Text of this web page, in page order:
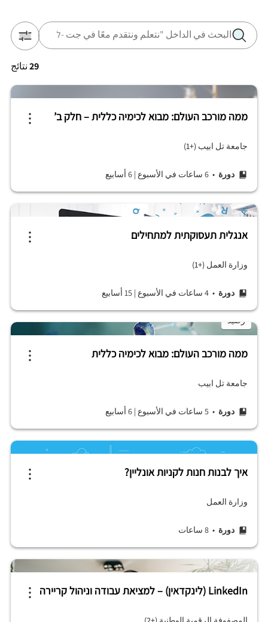
29نتائج
ממה מורכב העולם: מבוא לכימיה כללית – חלק ב’
جامعة تل ابيب (+1)
دورة • 6 ساعات في الأسبوع |
אנגלית תעסוקתית למתחילים
وزارة العمل (+1)
دورة • 4 ساعات في الأسبوع |
رصيد
ממה מורכב העולם: מבוא לכימיה כללית
جامعة تل ابيب
دورة • 5 ساعات في الأسبوع |
איך לבנות חנות לקניות אונליין?
وزارة العمل
دورة • 8 ساعات
LinkedIn (לינקדאין) – למציאת עבודה וניהול קריירה